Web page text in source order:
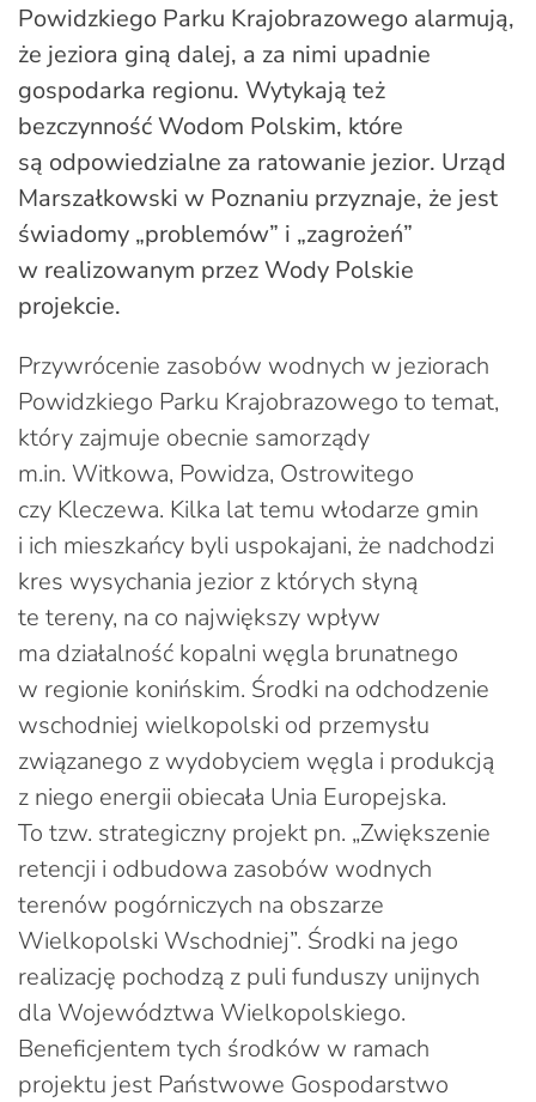
Powidzkiego Parku Krajobrazowego alarmują,
że jeziora giną dalej, a za nimi upadnie
gospodarka regionu. Wytykają też
bezczynność Wodom Polskim, które
są odpowiedzialne za ratowanie jezior. Urząd
Marszałkowski w Poznaniu przyznaje, że jest
świadomy „problemów” i „zagrożeń”
w realizowanym przez Wody Polskie
projekcie.
Przywrócenie zasobów wodnych w jeziorach
Powidzkiego Parku Krajobrazowego to temat,
który zajmuje obecnie samorządy
m.in. Witkowa, Powidza, Ostrowitego
czy Kleczewa. Kilka lat temu włodarze gmin
i ich mieszkańcy byli uspokajani, że nadchodzi
kres wysychania jezior z których słyną
te tereny, na co największy wpływ
ma działalność kopalni węgla brunatnego
w regionie konińskim. Środki na odchodzenie
wschodniej wielkopolski od przemysłu
związanego z wydobyciem węgla i produkcją
z niego energii obiecała Unia Europejska.
To tzw. strategiczny projekt pn. „Zwiększenie
retencji i odbudowa zasobów wodnych
terenów pogórniczych na obszarze
Wielkopolski Wschodniej”. Środki na jego
realizację pochodzą z puli funduszy unijnych
dla Województwa Wielkopolskiego.
Beneficjentem tych środków w ramach
projektu jest Państwowe Gospodarstwo